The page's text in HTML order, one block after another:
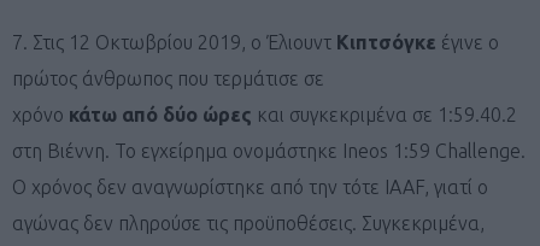
7. Στις 12 Οκτωβρίου 2019, ο Έλιουντ Κιπτσόγκε έγινε ο
πρώτος άνθρωπος που τερμάτισε σε
χρόνο κάτω από δύο ώρες και συγκεκριμένα σε 1:59.40.2
στη Βιέννη. Το εγχείρημα ονομάστηκε Ineos 1:59 Challenge.
Ο χρόνος δεν αναγνωρίστηκε από την τότε IAAF, γιατί ο
αγώνας δεν πληρούσε τις προϋποθέσεις. Συγκεκριμένα,